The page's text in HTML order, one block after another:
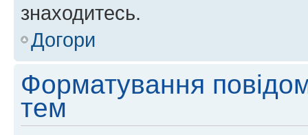
знаходитесь.
Догори
Форматування
тем